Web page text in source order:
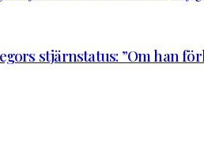
stjärnstatus: ”Om han